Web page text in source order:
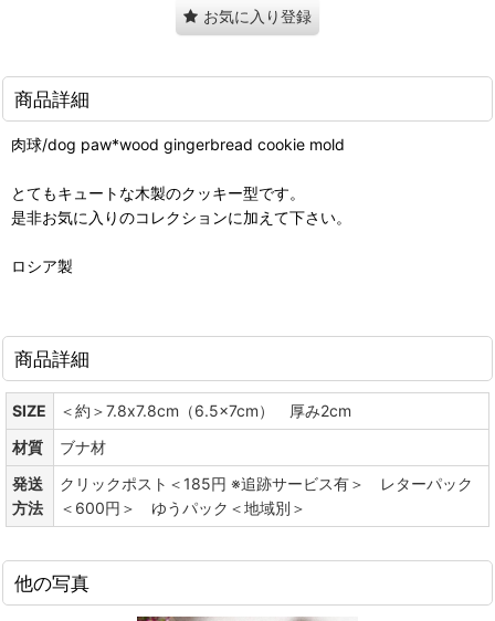
お気に入り登録
商品詳細
肉球/dog paw*wood gingerbread cookie mold
とてもキュートな木製のクッキー型です。
是非お気に入りのコレクションに加えて下さい。
ロシア製
商品詳細
SIZE
＜約＞7.8x7.8cm（6.5x7cm） 厚み2cm
材質
ブナ材
発送
方法
クリックポスト＜185円 ※追跡サービス有＞ レターパック
＜600円＞ ゆうパック＜地域別＞
他の写真